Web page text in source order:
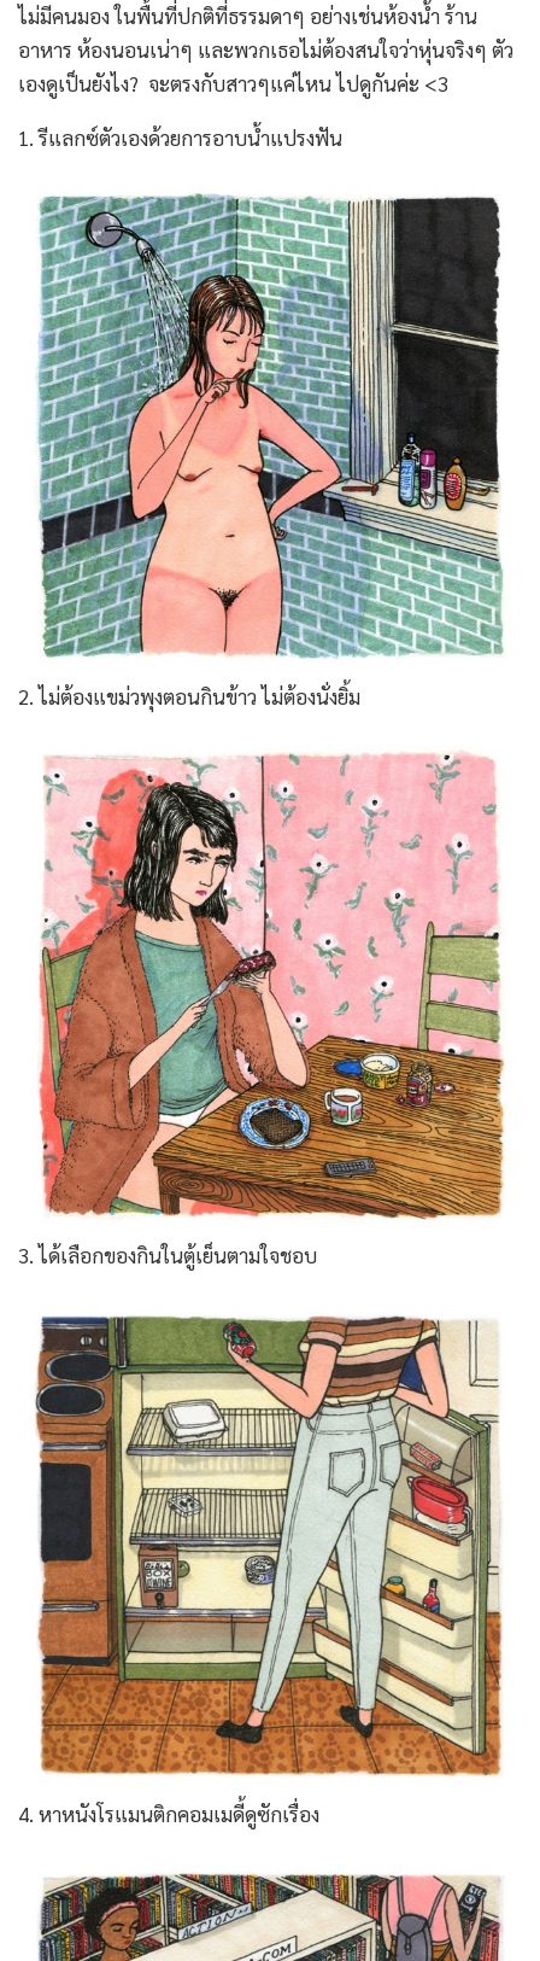
ไม่มีคนมอง ในพื้นที่ปกติที่ธรรมดาๆ อย่างเช่นห้องน้ำ ร้าน
อาหาร ห้องนอนเน่าๆ และพวกเธอไม่ต้องสนใจว่าหุ่นจริงๆ ตัว
เองดูเป็นยังไง? จะตรงกับสาวๆแค่ไหน ไปดูกันค่ะ <3
1. รีแลกซ์ตัวเองด้วยการอาบน้ำแปรงฟัน
2. ไม่ต้องแขม่วพุงตอนกินข้าว ไม่ต้องนั่งยิ้ม
3. ได้เลือกของกินในตู้เย็นตามใจชอบ
4. หาหนังโรแมนติกคอมเมดี้ดูซักเรื่อง